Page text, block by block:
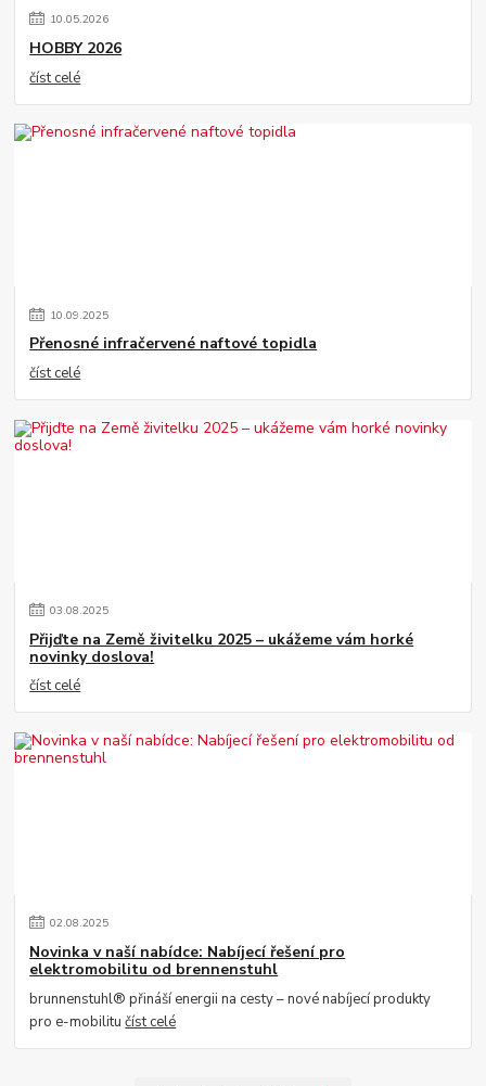
10.05.2026
HOBBY 2026
číst celé
10.09.2025
Přenosné infračervené naftové topidla
číst celé
03.08.2025
Přijďte na Země živitelku 2025 – ukážeme vám horké
novinky doslova!
číst celé
02.08.2025
Novinka v naší nabídce: Nabíjecí řešení pro
elektromobilitu od brennenstuhl
brunnenstuhl® přináší energii na cesty – nové nabíjecí produkty
pro e-mobilitučíst celé